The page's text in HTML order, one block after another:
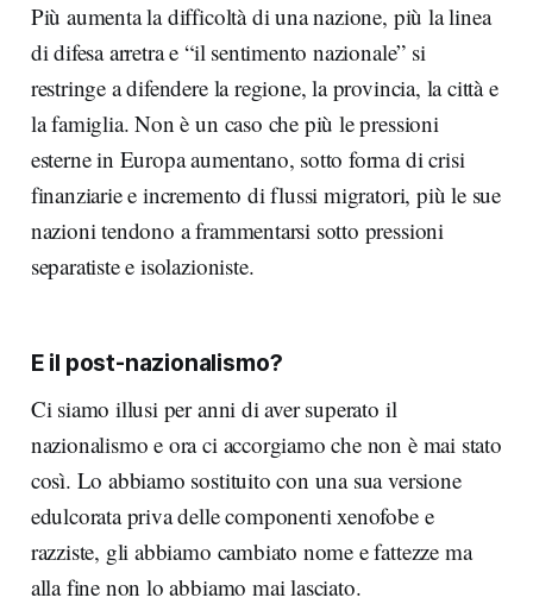
Più aumenta la difficoltà di una nazione, più la linea
di difesa arretra e “il sentimento nazionale” si
restringe a difendere la regione, la provincia, la città e
la famiglia. Non è un caso che più le pressioni
esterne in Europa aumentano, sotto forma di crisi
finanziarie e incremento di flussi migratori, più le sue
nazioni tendono a frammentarsi sotto pressioni
separatiste e isolazioniste.
E il post-nazionalismo?
Ci siamo illusi per anni di aver superato il
nazionalismo e ora ci accorgiamo che non è mai stato
così. Lo abbiamo sostituito con una sua versione
edulcorata priva delle componenti xenofobe e
razziste, gli abbiamo cambiato nome e fattezze ma
alla fine non lo abbiamo mai lasciato.